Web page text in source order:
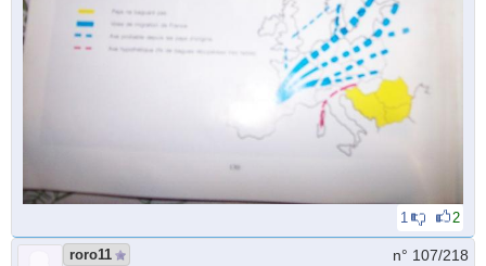
1 2
roro11 n° 107/218